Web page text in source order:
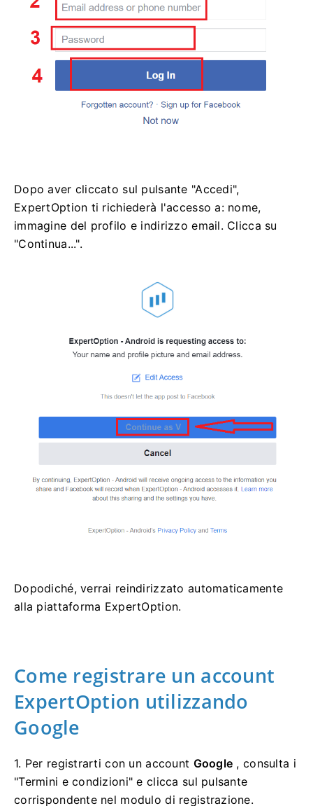
Dopo aver cliccato sul pulsante "Accedi",
ExpertOption ti richiederà l'accesso a: nome,
immagine del profilo e indirizzo email. Clicca su
"Continua...".
Dopodiché, verrai reindirizzato automaticamente
alla piattaforma ExpertOption.
Come registrare un account
ExpertOption utilizzando
Google
1. Per registrarti con un account Google , consulta i
"Termini e condizioni" e clicca sul pulsante
corrispondente nel modulo di registrazione.